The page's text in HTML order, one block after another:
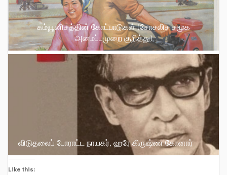
கம்யூனிசத்தின் கோட்பாடுகள் (சோசலிச சமூக
அமைப்புமுறை குறித்து)
விடுதலைப் போராட்ட நாயகர், ஹரே கிருஷ்ண கோனார்
Like this: